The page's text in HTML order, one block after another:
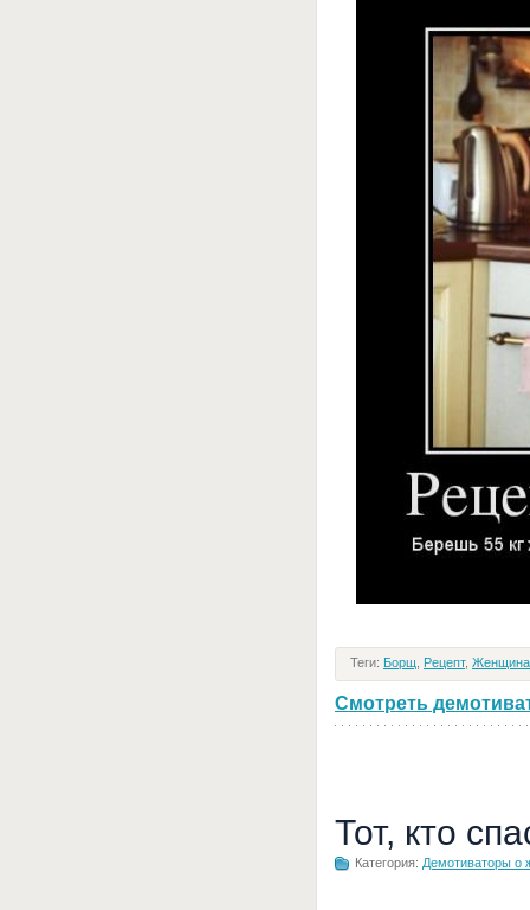
Теги: Борщ Рецепт, Женщина
Смотреть
Тот, кто
Категория: Демотиваторы о